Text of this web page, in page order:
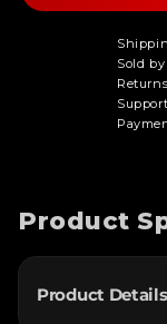
Sold by
Returns
Support
Product
Product Details